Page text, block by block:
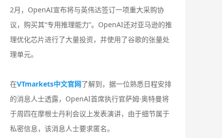
2月，OpenAI宣布将与英伟达签订一项重大采购协
议，购买其“专用推理能力”。OpenAI还对亚马逊的推
理优化芯片进行了大量投资，并使用了谷歌的张量处
理单元。
在VTmarkets中文官网了解到，据一位熟悉日程安排
的消息人士透露，OpenAI首席执行官萨姆·奥特曼将
于周四在摩根士丹利会议上发表演讲，由于细节属于
私密信息，该消息人士要求匿名。